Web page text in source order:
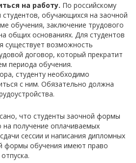
на работу. По российскому
студентов, обучающихся на заочной
обучения, заключение трудового
общих основаниях. Для студентов
существует возможность
договор, который прекратит
периода обучения.
студенту необходимо
с ним. Обязательно должна
что студенты заочной формы
получение оплачиваемых
сессии и написания дипломных
формы обучения имеют право